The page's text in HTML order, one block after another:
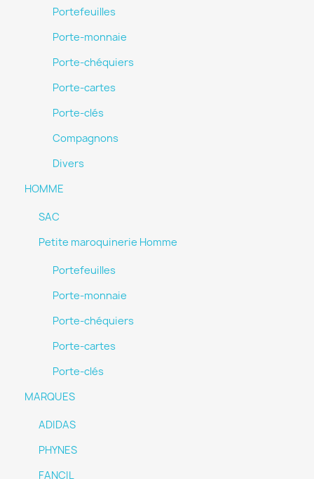
Portefeuilles
Porte-monnaie
Porte-chéquiers
Porte-cartes
Porte-clés
Compagnons
Divers
HOMME
SAC
Petite maroquinerie Homme
Portefeuilles
Porte-monnaie
Porte-chéquiers
Porte-cartes
Porte-clés
MARQUES
ADIDAS
PHYNES
FANCIL